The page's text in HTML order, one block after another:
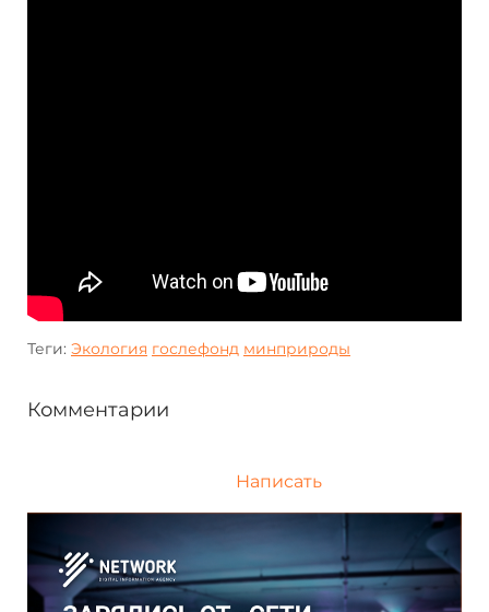
Теги: Экология гослефонд минприроды
Комментарии
Написать